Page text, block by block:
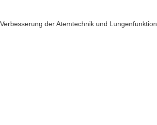
Verbesserung der Atemtechnik und Lungenfunktion